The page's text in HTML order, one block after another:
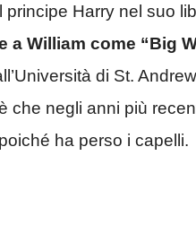
Harry nel suo
a William come “Big
di St.
che negli anni più
ha perso i capelli.